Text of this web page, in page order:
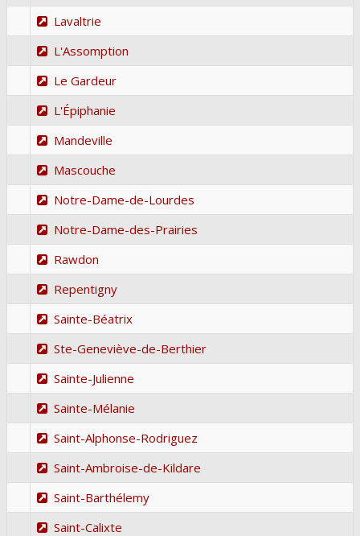
Lavaltrie
L'Assomption
Le Gardeur
L'Épiphanie
Mandeville
Mascouche
Notre-Dame-de-Lourdes
Notre-Dame-des-Prairies
Rawdon
Repentigny
Sainte-Béatrix
Ste-Geneviève-de-Berthier
Sainte-Julienne
Sainte-Mélanie
Saint-Alphonse-Rodriguez
Saint-Ambroise-de-Kildare
Saint-Barthélemy
Saint-Calixte